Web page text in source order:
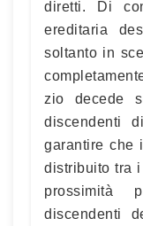
diretti. Di
ereditaria
soltanto in
zio decede
discendenti
garantire che
distribuito tra
prossimità
discendenti